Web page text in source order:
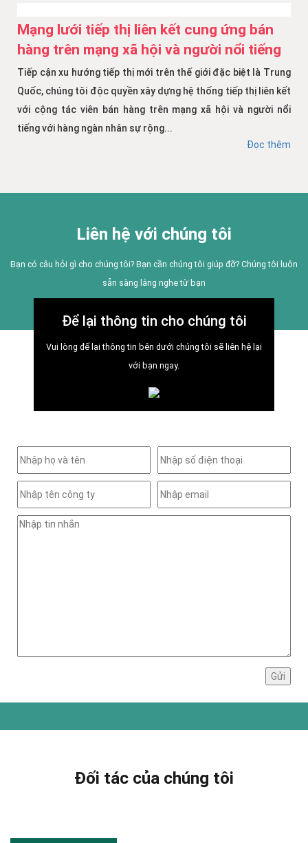
Mạng lưới tiếp thị liên kết cung ứng bán
hàng trên mạng xã hội và người nổi tiếng
Tiếp cận xu hướng tiếp thị mới trên thế giới đặc biệt là Trung
Quốc, chúng tôi độc quyền xây dựng hệ thống tiếp thị liên kết
với cộng tác viên bán hàng trên mạng xã hội và người nổi
tiếng với hàng ngàn nhân sự rộng...
Đọc thêm
Liên hệ với chúng tôi
Bạn có câu hỏi gì cho chúng tôi? Bạn cần chúng tôi giúp đỡ? Chúng tôi luôn
sẵn sàng lắng nghe từ bạn
Để lại thông tin cho chúng tôi
Vui lòng để lại thông tin bên dưới chúng tôi sẽ liên hệ lại
với bạn ngay.
Đối tác của chúng tôi